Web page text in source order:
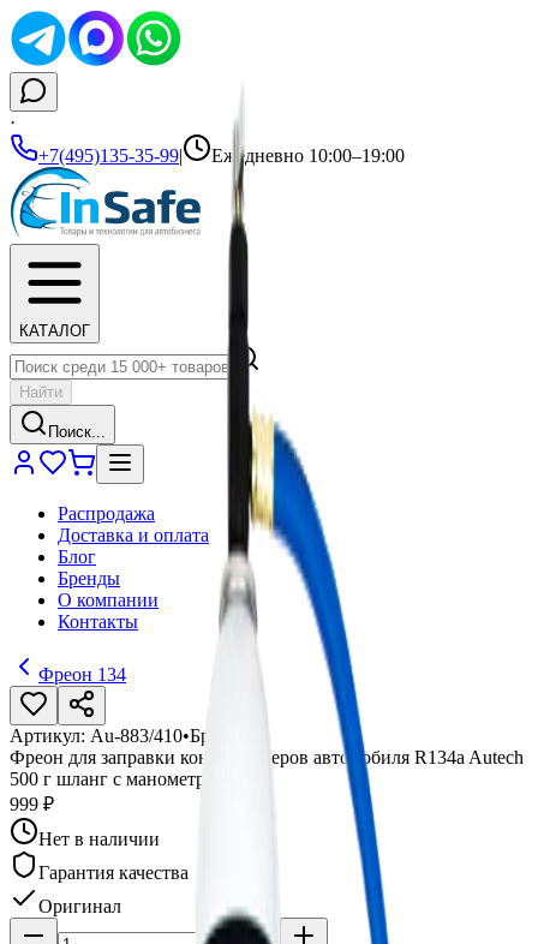
·
+7(495)135-35-99| Ежедневно 10:00–19:00
КАТАЛОГ
Найти
Поиск...
Распродажа
Доставка и оплата
Блог
Бренды
О компании
Контакты
Фреон 134
Артикул: Au-883/410•Бренд:
Фреон для заправки кондиционеров автомобиля R134a Autech
500 г шланг с манометром
999 ₽
Нет в наличии
Гарантия качества
Оригинал